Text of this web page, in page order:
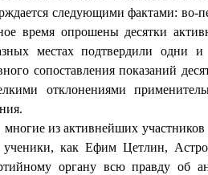
следующими фак­тами:
время опрошены десятки
местах подтвердили одни
сопоставления по­казаний
отклонениями
из активнейших
ученики, как Ефим Цетлин,
органу всю правду об